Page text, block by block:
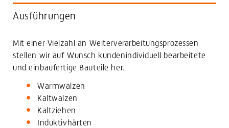
Ausführungen
Mit einer Vielzahl an Weiterverarbeitungsprozessen
stellen wir auf Wunsch kundenindividuell bearbeitete
und einbaufertige Bauteile her.
Warmwalzen
Kaltwalzen
Kaltziehen
Induktivhärten